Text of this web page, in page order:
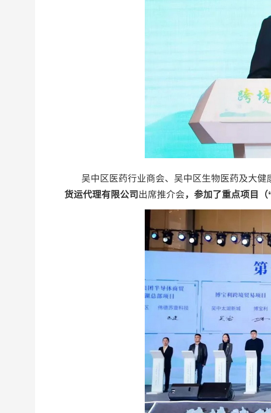
吴中区医药行业商会、吴中区生物医药及大健
货运代理有限公司 出席推介会，参加了重点项目